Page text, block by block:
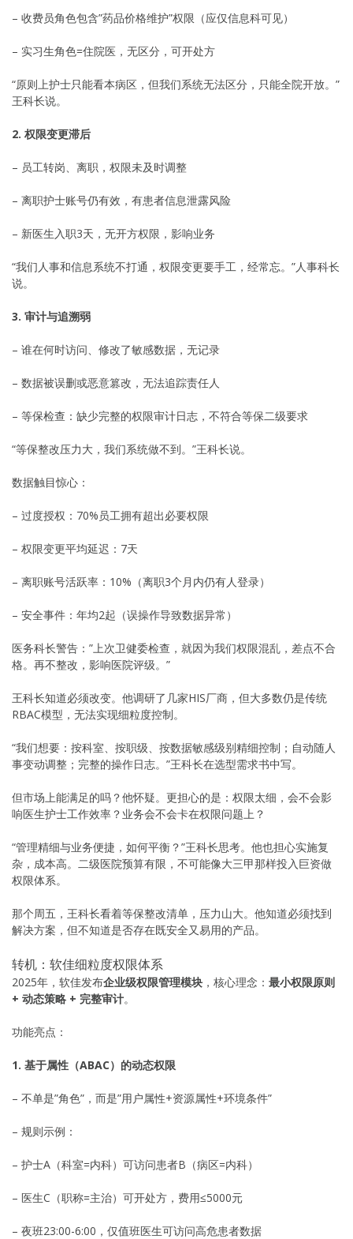
– 收费员角色包含”药品价格维护”权限（应仅信息科可见）
– 实习生角色=住院医，无区分，可开处方
“原则上护士只能看本病区，但我们系统无法区分，只能全院开放。”
王科长说。
2. 权限变更滞后
– 员工转岗、离职，权限未及时调整
– 离职护士账号仍有效，有患者信息泄露风险
– 新医生入职3天，无开方权限，影响业务
“我们人事和信息系统不打通，权限变更要手工，经常忘。”人事科长
说。
3. 审计与追溯弱
– 谁在何时访问、修改了敏感数据，无记录
– 数据被误删或恶意篡改，无法追踪责任人
– 等保检查：缺少完整的权限审计日志，不符合等保二级要求
“等保整改压力大，我们系统做不到。”王科长说。
数据触目惊心：
– 过度授权：70%员工拥有超出必要权限
– 权限变更平均延迟：7天
– 离职账号活跃率：10%（离职3个月内仍有人登录）
– 安全事件：年均2起（误操作导致数据异常）
医务科长警告：”上次卫健委检查，就因为我们权限混乱，差点不合
格。再不整改，影响医院评级。”
王科长知道必须改变。他调研了几家HIS厂商，但大多数仍是传统
RBAC模型，无法实现细粒度控制。
“我们想要：按科室、按职级、按数据敏感级别精细控制；自动随人
事变动调整；完整的操作日志。”王科长在选型需求书中写。
但市场上能满足的吗？他怀疑。更担心的是：权限太细，会不会影
响医生护士工作效率？业务会不会卡在权限问题上？
“管理精细与业务便捷，如何平衡？”王科长思考。他也担心实施复
杂，成本高。二级医院预算有限，不可能像大三甲那样投入巨资做
权限体系。
那个周五，王科长看着等保整改清单，压力山大。他知道必须找到
解决方案，但不知道是否存在既安全又易用的产品。
转机：软佳细粒度权限体系
2025年，软佳发布企业级权限管理模块 ，核心理念： 最小权限原则
+ 动态策略 + 完整审计。
功能亮点：
1. 基于属性（ABAC）的动态权限
– 不单是”角色”，而是”用户属性+资源属性+环境条件”
– 规则示例：
– 护士A（科室=内科）可访问患者B（病区=内科）
– 医生C（职称=主治）可开处方，费用≤5000元
– 夜班23:00-6:00，仅值班医生可访问高危患者数据